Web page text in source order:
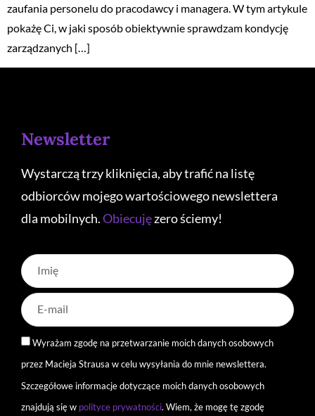
zaufania personelu do pracodawcy i managera. W tym artykule
pokażę Ci, w jaki sposób obiektywnie sprawdzam kondycję
zarządzanych […]
Newsletter
Wystarczą trzy kliknięcia, aby trafić na listę
odbiorców mojego wartościowego newslettera
dla mobilnych.Obiecujęzero ściemy!
Wyrażam zgodę na przetwarzanie moich danych osobowych
przez Macieja Strausa w celu wysyłania do mnie newslettera.
Szczegółowe informacje dotyczące moich danych osobowych
znajdują się w polityce prywatności. Wiem, że mogę tę zgodę